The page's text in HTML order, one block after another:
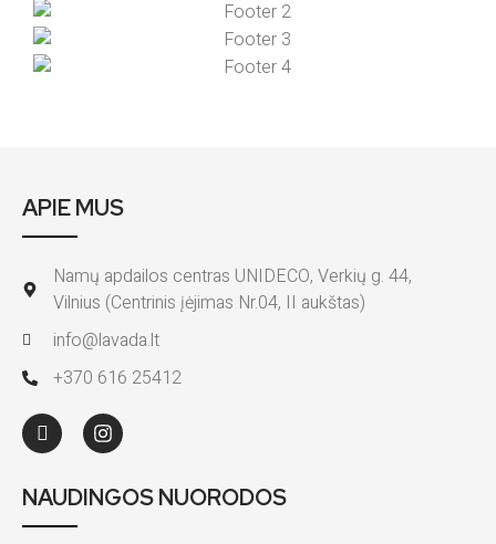
APIE MUS
Namų apdailos centras UNIDECO, Verkių g. 44,
Vilnius (Centrinis įėjimas Nr.04, II aukštas)
info@lavada.lt
+370 616 25412
NAUDINGOS NUORODOS